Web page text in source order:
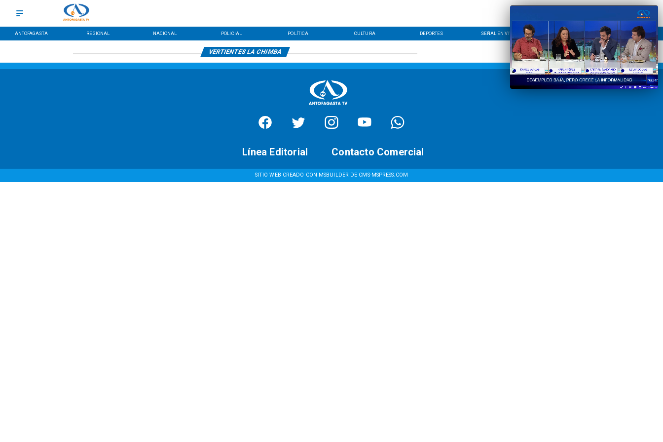
ANTOFAGASTA REGIONAL NACIONAL POLICIAL POLÍTICA CULTURA DEPORTES SEÑAL EN VIVO CONTACTO LÍNEA EDITORIAL
VERTIENTES LA CHIMBA
SITIO WEB CREADO CON MSBUILDER DE CMS-MSPRESS.COM
Contacto Comercial
Línea Editorial